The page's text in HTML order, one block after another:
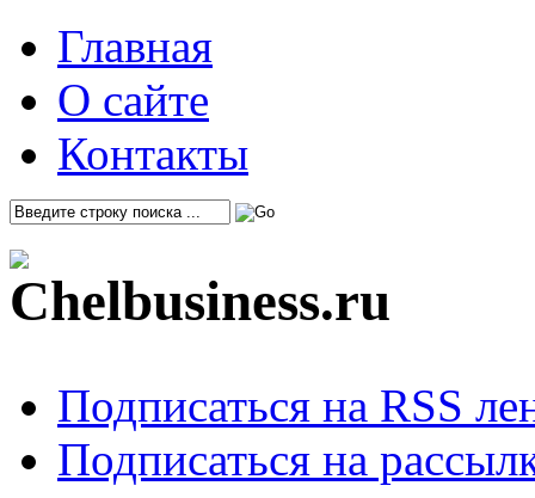
Главная
О сайте
Контакты
Подписаться на RSS
Подписаться на